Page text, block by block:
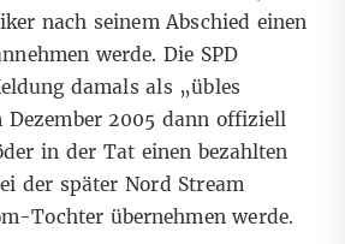
nach seinem Abschied einen
werde. Die SPD
damals als „übles
2005 dann offiziell
in der Tat einen bezahlten
der später Nord Stream
Tochter übernehmen werde.